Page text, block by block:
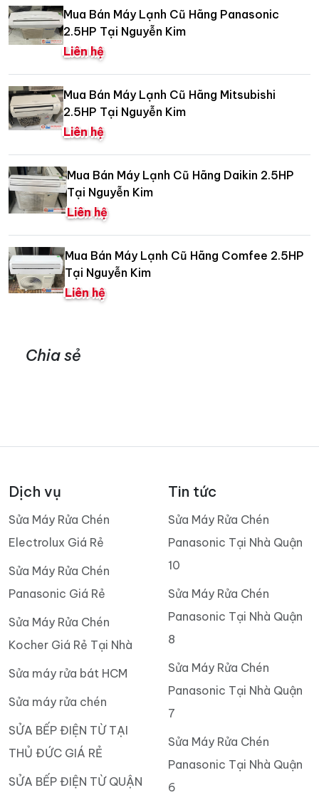
Mua Bán Máy Lạnh Cũ Hãng Panasonic
2.5HP Tại Nguyễn Kim
Liên hệ
Mua Bán Máy Lạnh Cũ Hãng Mitsubishi
2.5HP Tại Nguyễn Kim
Liên hệ
Mua Bán Máy Lạnh Cũ Hãng Daikin 2.5HP
Tại Nguyễn Kim
Liên hệ
Mua Bán Máy Lạnh Cũ Hãng Comfee 2.5HP
Tại Nguyễn Kim
Liên hệ
Chia sẻ
Dịch vụ
Sửa Máy Rửa Chén
Electrolux Giá Rẻ
Sửa Máy Rửa Chén
Panasonic Giá Rẻ
Sửa Máy Rửa Chén
Kocher Giá Rẻ Tại Nhà
Sửa máy rửa bát HCM
Sửa máy rửa chén
SỬA BẾP ĐIỆN TỪ TẠI
THỦ ĐỨC GIÁ RẺ
SỬA BẾP ĐIỆN TỪ QUẬN
Tin tức
Sửa Máy Rửa Chén
Panasonic Tại Nhà Quận
10
Sửa Máy Rửa Chén
Panasonic Tại Nhà Quận
8
Sửa Máy Rửa Chén
Panasonic Tại Nhà Quận
7
Sửa Máy Rửa Chén
Panasonic Tại Nhà Quận
6